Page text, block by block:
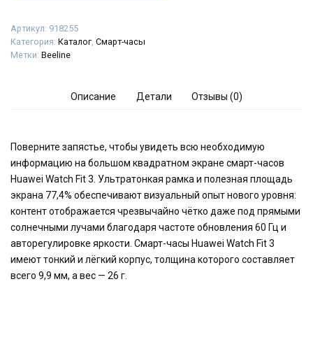
Артикул: 918255
Категория: Каталог, Смарт-часы
Метки: Beeline
Описание Детали Отзывы (0)
Поверните запястье, чтобы увидеть всю необходимую
информацию на большом квадратном экране смарт-часов
Huawei Watch Fit 3. Ультратонкая рамка и полезная площадь
экрана 77,4% обеспечивают визуальный опыт нового уровня:
контент отображается чрезвычайно чётко даже под прямыми
солнечными лучами благодаря частоте обновления 60 Гц и
авторегулировке яркости. Смарт-часы Huawei Watch Fit 3
имеют тонкий и лёгкий корпус, толщина которого составляет
всего 9,9 мм, а вес — 26 г.